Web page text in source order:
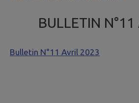
BULLETIN
Bulletin N°11 Avril 2023